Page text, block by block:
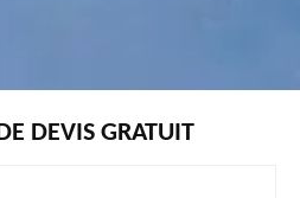
DEVIS GRATUIT